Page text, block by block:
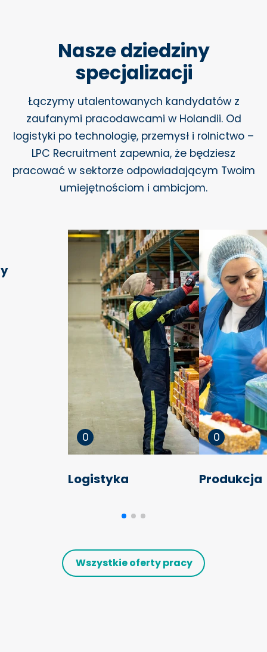
Nasze dziedziny
specjalizacji
Łączymy utalentowanych kandydatów z
zaufanymi pracodawcami w Holandii. Od
logistyki po technologię, przemysł i rolnictwo –
LPC Recruitment zapewnia, że będziesz
pracować w sektorze odpowiadającym Twoim
umiejętnościom i ambicjom.
0
Logistyka
0
Produkcja
Wszystkie oferty pracy